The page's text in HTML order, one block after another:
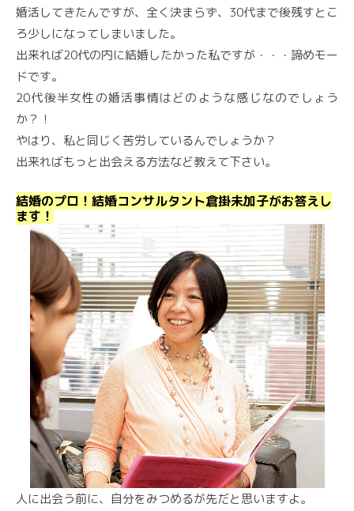
婚活してきたんですが、全く決まらず、30代まで後残すとこ
ろ少しになってしまいました。
出来れば20代の内に結婚したかった私ですが・・・諦めモー
ドです。
20代後半女性の婚活事情はどのような感じなのでしょう
か？！
やはり、私と同じく苦労しているんでしょうか？
出来ればもっと出会える方法など教えて下さい。
結婚のプロ！結婚コンサルタント倉掛未加子がお答えし
ます！
人に出会う前に、自分をみつめるが先だと思いますよ。